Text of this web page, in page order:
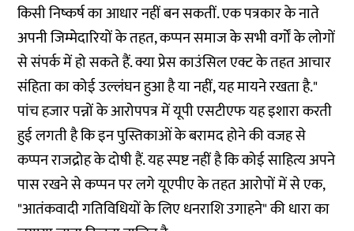
किसी निष्कर्ष का आधार नहीं बन सकतीं. एक पत्रकार के नाते
अपनी जिम्मेदारियों के तहत, कप्पन समाज के सभी वर्गों के लोगों
से संपर्क में हो सकते हैं. क्या प्रेस काउंसिल एक्ट के तहत आचार
संहिता का कोई उल्लंघन हुआ है या नहीं, यह मायने रखता है."
पांच हजार पन्नों के आरोपपत्र में यूपी एसटीएफ यह इशारा करती
हुई लगती है कि इन पुस्तिकाओं के बरामद होने की वजह से
कप्पन राजद्रोह के दोषी हैं. यह स्पष्ट नहीं है कि कोई साहित्य अपने
पास रखने से कप्पन पर लगे यूएपीए के तहत आरोपों में से एक,
"आतंकवादी गतिविधियों के लिए धनराशि उगाहने" की धारा का